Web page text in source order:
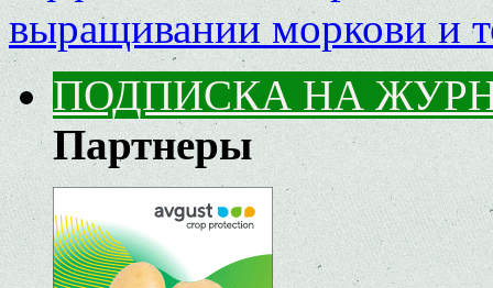
выращивании моркови и
ПОДПИСКА НА
Партнеры